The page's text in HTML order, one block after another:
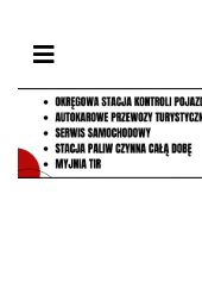
Przełącz